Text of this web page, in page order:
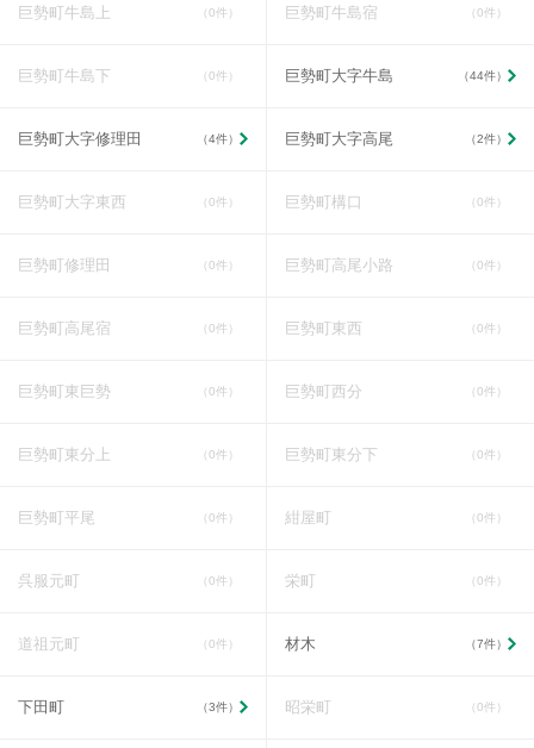
巨勢町牛島上 （0件） 巨勢町牛島宿 （0件）
巨勢町牛島下 （0件） 巨勢町大字牛島 （44件）
巨勢町大字修理田 （4件） 巨勢町大字高尾 （2件）
巨勢町大字東西 （0件） 巨勢町構口 （0件）
巨勢町修理田 （0件） 巨勢町高尾小路 （0件）
巨勢町高尾宿 （0件） 巨勢町東西 （0件）
巨勢町東巨勢 （0件） 巨勢町西分 （0件）
巨勢町東分上 （0件） 巨勢町東分下 （0件）
巨勢町平尾 （0件） 紺屋町 （0件）
呉服元町 （0件） 栄町 （0件）
道祖元町 （0件） 材木 （7件）
下田町 （3件） 昭栄町 （0件）